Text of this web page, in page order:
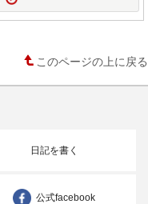
このページの上に戻る
日記を書く
公式facebook